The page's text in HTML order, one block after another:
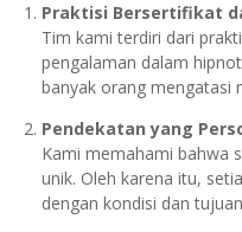
Praktisi Bersertifikat
Tim kami terdiri dari
pengalaman dalam
banyak orang mengatasi
Pendekatan yang
Kami memahami bahwa
unik. Oleh karena itu,
dengan kondisi dan